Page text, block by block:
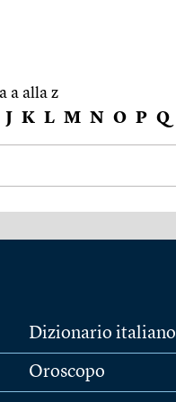
a alla z
J K L M N O P Q
Dizionario italiano
Oroscopo